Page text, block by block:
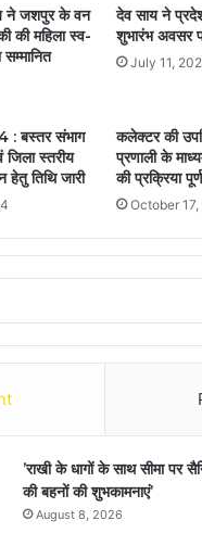
ने जशपुर के वन
की महिला स्व-
देव साय ने
शुभारंभ अवसर
July 11,
बस्तर संभाग
स्तरीय
हेतु तिथि जारी
कलेक्टर की
प्रणाली के
की प्रक्रिया पूर्ण
October
’राखी के धागों के साथ सीमा पर
की बहनों की शुभकामनाएं’
August 8, 2026